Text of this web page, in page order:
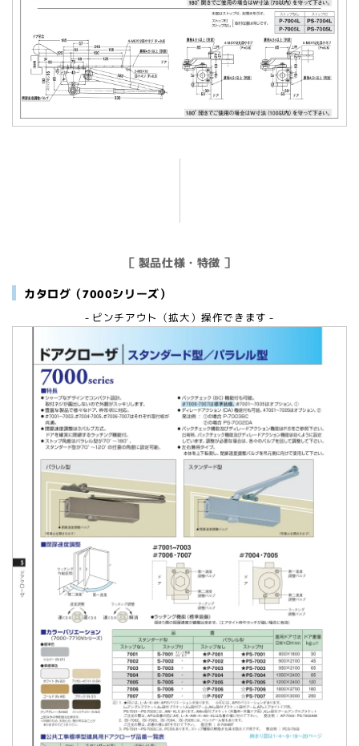
［ 製品仕様・特徴 ］
カタログ（7000シリーズ）
- ピンチアウト（拡大）操作できます -